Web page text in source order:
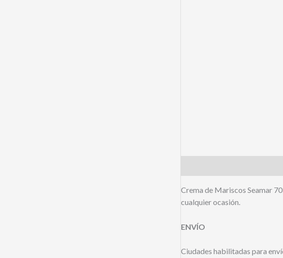
Crema de Mariscos Seamar
cualquier ocasión.
ENVÍO
Ciudades habilitadas para